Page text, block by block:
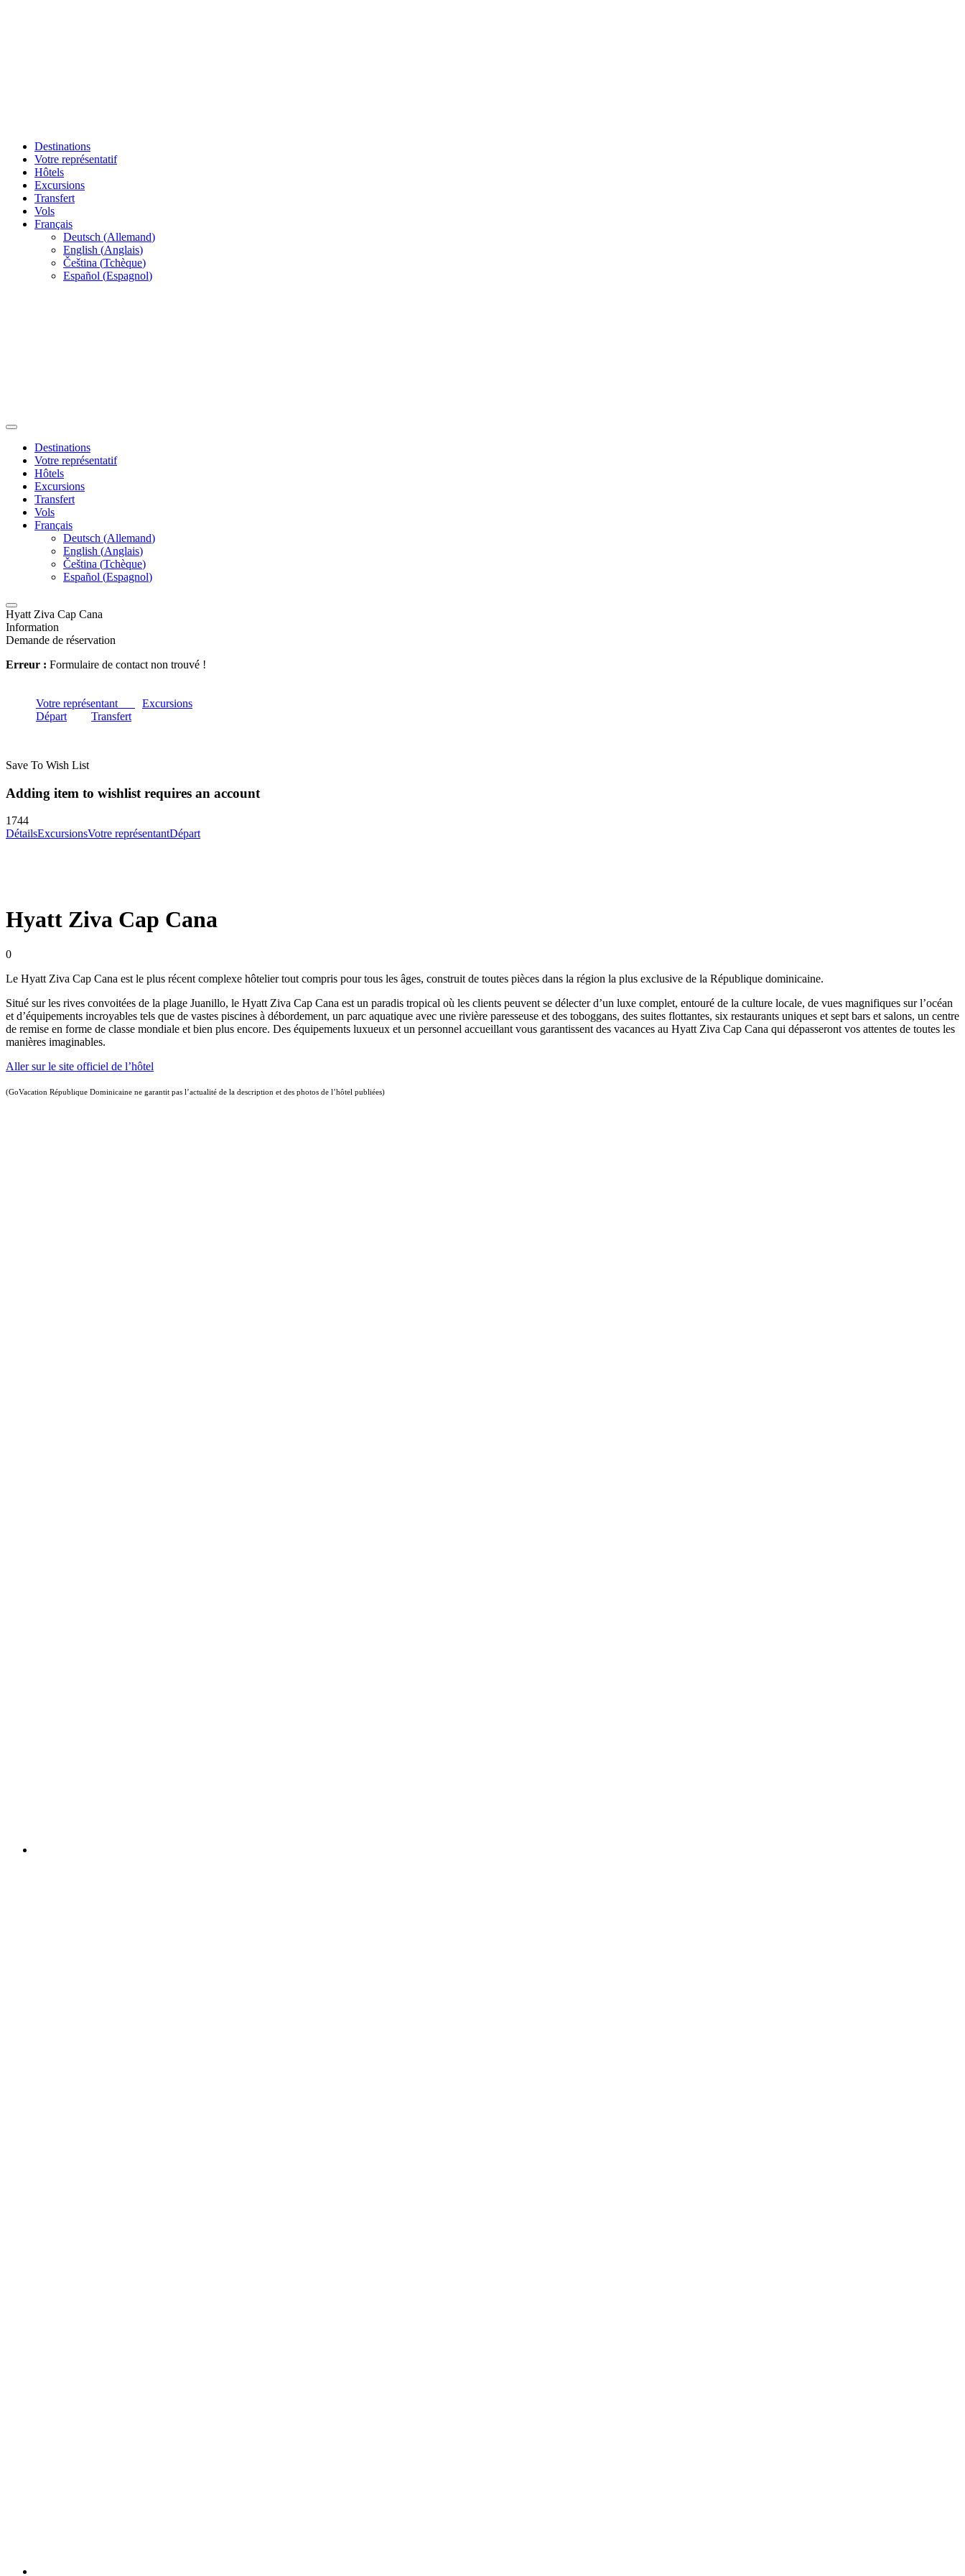
Destinations
Votre représentatif
Hôtels
Excursions
Transfert
Vols
Français
Deutsch (Allemand)
English (Anglais)
Čeština (Tchèque)
Español (Espagnol)
Destinations
Votre représentatif
Hôtels
Excursions
Transfert
Vols
Français
Deutsch (Allemand)
English (Anglais)
Čeština (Tchèque)
Español (Espagnol)
Hyatt Ziva Cap Cana
Information
Demande de réservation
Erreur : Formulaire de contact non trouvé !
Votre représentant
Excursions
Départ
Transfert
Save To Wish List
Adding item to wishlist requires an account
1744
DétailsExcursionsVotre représentantDépart
Hyatt Ziva Cap Cana
0
Le Hyatt Ziva Cap Cana est le plus récent complexe hôtelier tout compris pour tous les âges, construit de toutes pièces dans la région la plus exclusive de la République dominicaine.
Situé sur les rives convoitées de la plage Juanillo, le Hyatt Ziva Cap Cana est un paradis tropical où les clients peuvent se délecter d’un luxe complet, entouré de la culture locale, de vues magnifiques sur l’océan
et d’équipements incroyables tels que de vastes piscines à débordement, un parc aquatique avec une rivière paresseuse et des toboggans, des suites flottantes, six restaurants uniques et sept bars et salons, un centre
de remise en forme de classe mondiale et bien plus encore. Des équipements luxueux et un personnel accueillant vous garantissent des vacances au Hyatt Ziva Cap Cana qui dépasseront vos attentes de toutes les
manières imaginables.
Aller sur le site officiel de l’hôtel
(GoVacation République Dominicaine ne garantit pas l’actualité de la description et des photos de l’hôtel publiées)